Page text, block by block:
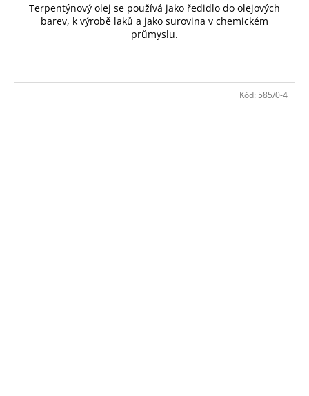
Terpentýnový olej se používá jako ředidlo do olejových
barev, k výrobě laků a jako surovina v chemickém
průmyslu.
Kód: 585/0-4